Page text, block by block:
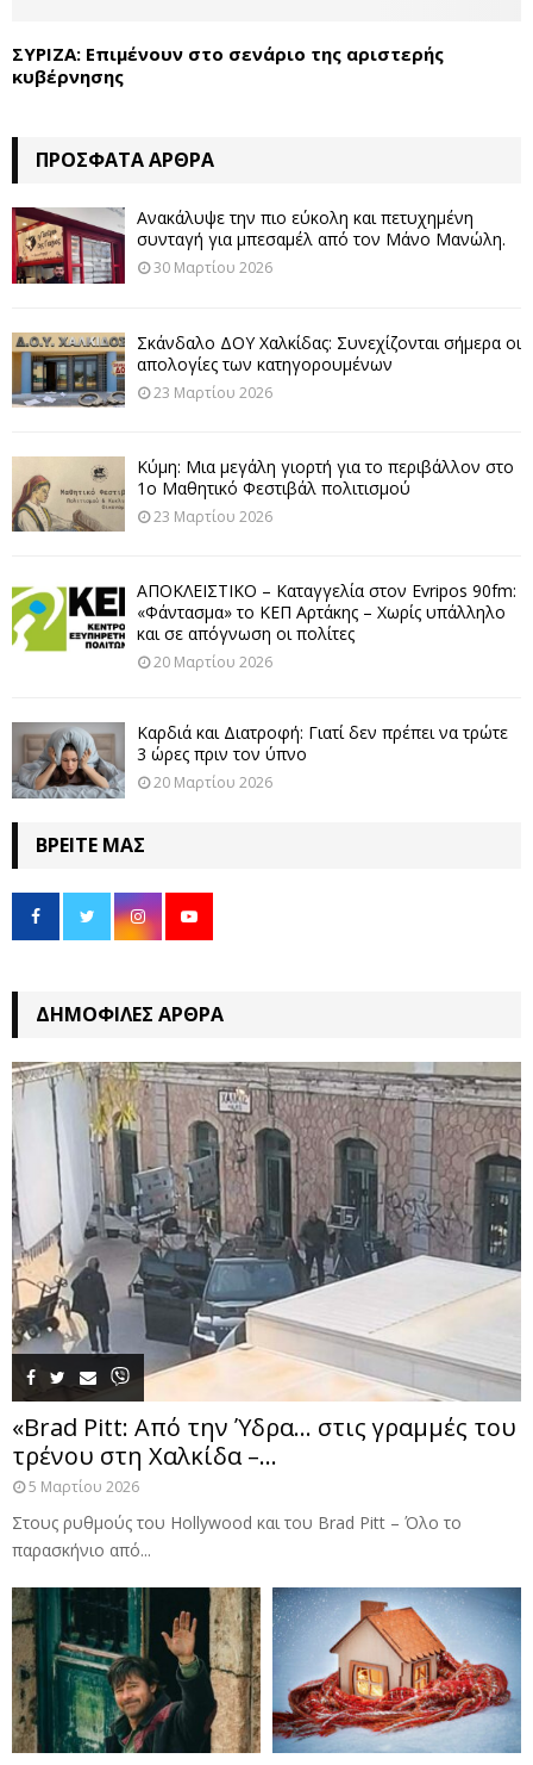
ΣΥΡΙΖΑ: Επιμένουν στο σενάριο της αριστερής
κυβέρνησης
ΠΡΌΣΦΑΤΑ ΆΡΘΡΑ
Ανακάλυψε την πιο εύκολη και πετυχημένη
συνταγή για μπεσαμέλ από τον Μάνο Μανώλη.
30 Μαρτίου 2026
Σκάνδαλο ΔΟΥ Χαλκίδας: Συνεχίζονται σήμερα οι
απολογίες των κατηγορουμένων
23 Μαρτίου 2026
Κύμη: Μια μεγάλη γιορτή για το περιβάλλον στο
1ο Μαθητικό Φεστιβάλ πολιτισμού
23 Μαρτίου 2026
ΑΠΟΚΛΕΙΣΤΙΚΟ – Καταγγελία στον Evripos 90fm:
«Φάντασμα» το ΚΕΠ Αρτάκης – Χωρίς υπάλληλο
και σε απόγνωση οι πολίτες
20 Μαρτίου 2026
Καρδιά και Διατροφή: Γιατί δεν πρέπει να τρώτε
3 ώρες πριν τον ύπνο
20 Μαρτίου 2026
ΒΡΕΊΤΕ ΜΑΣ
ΔΗΜΟΦΙΛΈΣ ΆΡΘΡΑ
«Brad Pitt: Από την Ύδρα… στις γραμμές του
τρένου στη Χαλκίδα –...
5 Μαρτίου 2026
Στους ρυθμούς του Hollywood και του Brad Pitt – Όλο το
παρασκήνιο από...